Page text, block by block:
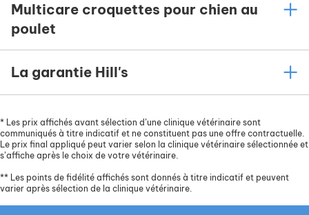
Multicare croquettes pour chien au
poulet
La garantie Hill's
* Les prix affichés avant sélection d’une clinique vétérinaire sont
communiqués à titre indicatif et ne constituent pas une offre contractuelle.
Le prix final appliqué peut varier selon la clinique vétérinaire sélectionnée et
s’affiche après le choix de votre vétérinaire.
** Les points de fidélité affichés sont donnés à titre indicatif et peuvent
varier après sélection de la clinique vétérinaire.